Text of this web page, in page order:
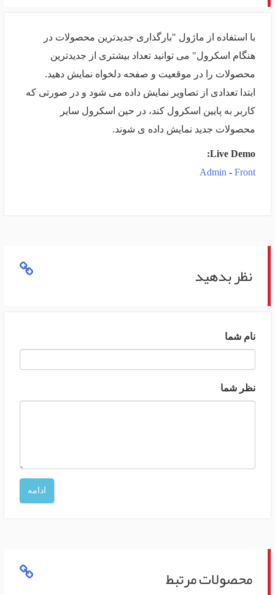
با استفاده از ماژول "بارگذاری جدیدترین محصولات در
هنگام اسکرول" می توانید تعداد بیشتری از جدیدترین
محصولات را در موقعیت و صفحه دلخواه نمایش دهید.
ابتدا تعدادی از تصاویر نمایش داده می شود و در صورتی که
کاربر به پایین اسکرول کند، در حین اسکرول سایر
محصولات جدید نمایش داده ی شوند.
Live Demo:
Admin -Front
نظر بدهید
نام شما
نظر شما
ادامه
محصولات مرتبط